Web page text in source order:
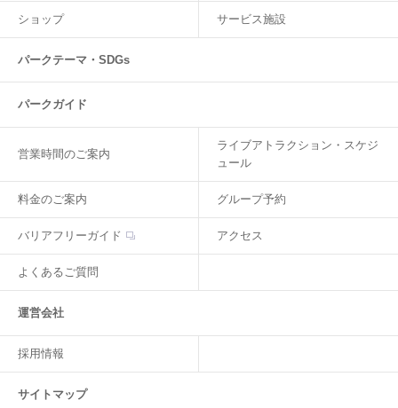
ショップ サービス施設
パークテーマ・SDGs
パークガイド
営業時間のご案内
ライブアトラクション・スケジ
ュール
料金のご案内 グループ予約
バリアフリーガイド アクセス
よくあるご質問
運営会社
採用情報
サイトマップ